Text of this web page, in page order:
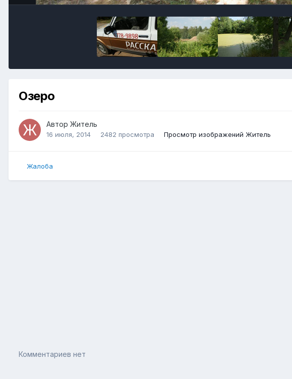
Озеро
Автор Житель
16 июля, 2014 2482 просмотра Просмотр изображений Житель
Жалоба
Комментариев нет